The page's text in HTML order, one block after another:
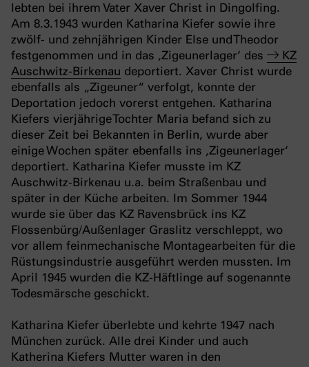
lebten bei ihrem Vater Xaver Christ in Dingolfing.
Am 8.3.1943 wurden Katharina Kiefer sowie ihre
zwölf- und zehnjährigen Kinder Else und Theodor
festgenommen und in das ‚Zigeunerlager‘ des
KZ
Auschwitz-Birkenau deportiert. Xaver Christ wurde
ebenfalls als „Zigeuner“ verfolgt, konnte der
Deportation jedoch vorerst entgehen. Katharina
Kiefers vierjährige Tochter Maria befand sich zu
dieser Zeit bei Bekannten in Berlin, wurde aber
einige Wochen später ebenfalls ins ‚Zigeunerlager‘
deportiert. Katharina Kiefer musste im KZ
Auschwitz-Birkenau u.a. beim Straßenbau und
später in der Küche arbeiten. Im Sommer 1944
wurde sie über das KZ Ravensbrück ins KZ
Flossenbürg/Außenlager Graslitz verschleppt, wo
vor allem feinmechanische Montagearbeiten für die
Rüstungsindustrie ausgeführt werden mussten. Im
April 1945 wurden die KZ-Häftlinge auf sogenannte
Todesmärsche geschickt.
Katharina Kiefer überlebte und kehrte 1947 nach
München zurück. Alle drei Kinder und auch
Katherina Kiefers Mutter waren in den